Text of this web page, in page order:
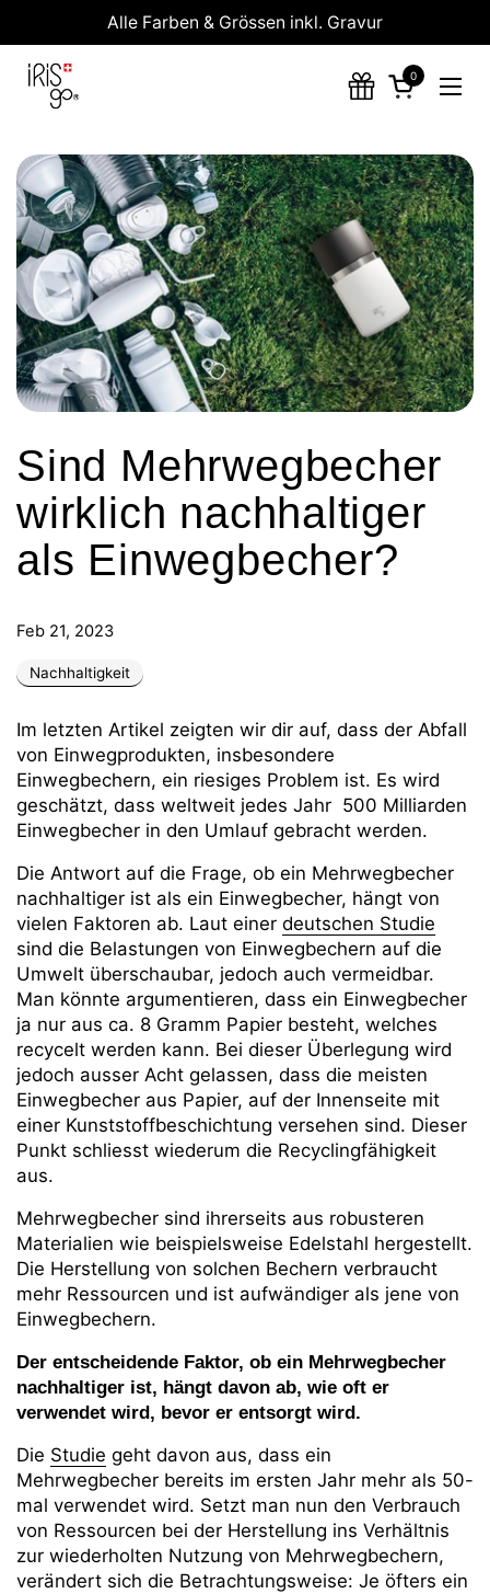
Zum Inhalt springenAlle Farben & Grössen inkl. Gravur
Warenkorb
0
Sind Mehrwegbecher
wirklich nachhaltiger
als Einwegbecher?
Feb 21, 2023
Nachhaltigkeit
Im letzten Artikel zeigten wir dir auf, dass der Abfall
von Einwegprodukten, insbesondere
Einwegbechern, ein riesiges Problem ist. Es wird
geschätzt, dass weltweit jedes Jahr 500 Milliarden
Einwegbecher in den Umlauf gebracht werden.
Die Antwort auf die Frage, ob ein Mehrwegbecher
nachhaltiger ist als ein Einwegbecher, hängt von
vielen Faktoren ab. Laut einer deutschen Studie
sind die Belastungen von Einwegbechern auf die
Umwelt überschaubar, jedoch auch vermeidbar.
Man könnte argumentieren, dass ein Einwegbecher
ja nur aus ca. 8 Gramm Papier besteht, welches
recycelt werden kann. Bei dieser Überlegung wird
jedoch ausser Acht gelassen, dass die meisten
Einwegbecher aus Papier, auf der Innenseite mit
einer Kunststoffbeschichtung versehen sind. Dieser
Punkt schliesst wiederum die Recyclingfähigkeit
aus.
Mehrwegbecher sind ihrerseits aus robusteren
Materialien wie beispielsweise Edelstahl hergestellt.
Die Herstellung von solchen Bechern verbraucht
mehr Ressourcen und ist aufwändiger als jene von
Einwegbechern.
Der entscheidende Faktor, ob ein Mehrwegbecher
nachhaltiger ist, hängt davon ab, wie oft er
verwendet wird, bevor er entsorgt wird.
Die Studie geht davon aus, dass ein
Mehrwegbecher bereits im ersten Jahr mehr als 50-
mal verwendet wird. Setzt man nun den Verbrauch
von Ressourcen bei der Herstellung ins Verhältnis
zur wiederholten Nutzung von Mehrwegbechern,
verändert sich die Betrachtungsweise: Je öfters ein